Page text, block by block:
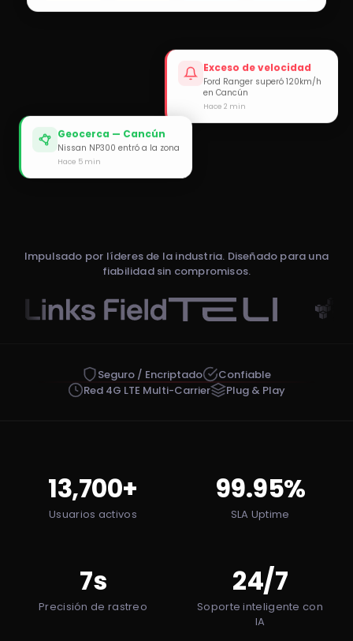
Exceso de velocidad
Ford Ranger superó 120km/h
en Cancún
Hace 2 min
Geocerca — Cancún
Nissan NP300 entró a la zona
Hace 5 min
Impulsado por líderes de la industria. Diseñado para una
fiabilidad sin compromisos.
Seguro / Encriptado
Confiable
Red 4G LTE Multi-Carrier
Plug & Play
13,700+
Usuarios activos
99.95%
SLA Uptime
7s
Precisión de rastreo
24/7
Soporte inteligente con
IA